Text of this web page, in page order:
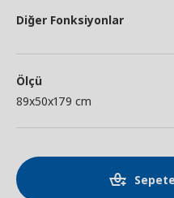
Diğer Fonksiyonlar
Ölçü
89x50x179 cm